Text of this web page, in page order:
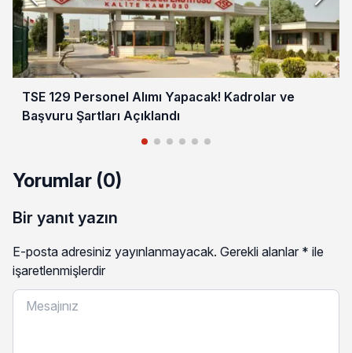
TSE 129 Personel Alımı Yapacak! Kadrolar ve
Başvuru Şartları Açıklandı
Yorumlar (0)
Bir yanıt yazın
E-posta adresiniz yayınlanmayacak. Gerekli alanlar * ile
işaretlenmişlerdir